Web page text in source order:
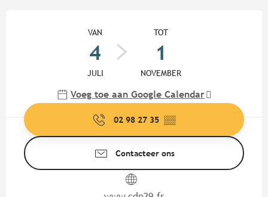
VAN
4
JULI
TOT
1
NOVEMBER
Voeg toe aan Google Calendar
02 98 27 35 ▒▒
Contacteer ons